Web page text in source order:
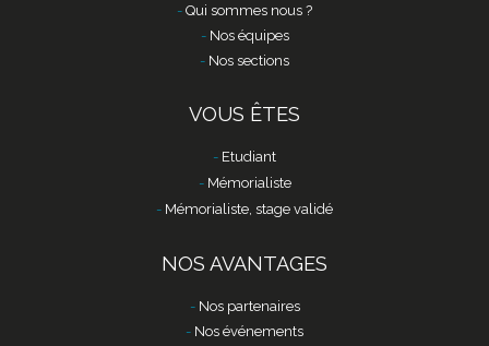
Qui sommes nous ?
Nos équipes
Nos sections
VOUS ÊTES
Etudiant
Mémorialiste
Mémorialiste, stage validé
NOS AVANTAGES
Nos partenaires
Nos événements